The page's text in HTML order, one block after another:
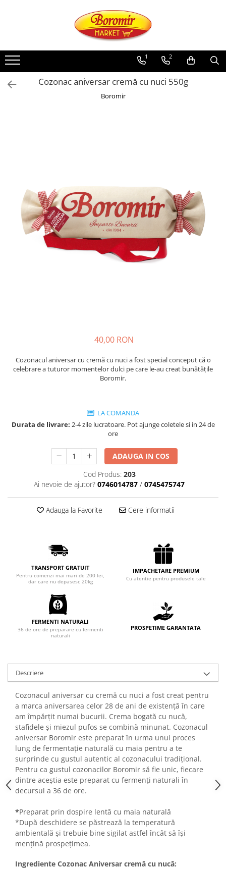
Noutati
Produse de post
Cozonac
Cozonac Magnum
Cozonac Vegan (de post)
Cozonac Collection
Cozo-Bun
Cozonac Cadou
Fursecuri
Prajituri
Prajituri nuci
Prajituri Red Collection
Prajituri cu fructe
Prajituri cafea
Prajituri de Craciun
Torturi ambalate
Chec mini
Biscuiti
Turta dulce
Turta dulce cu nuci
Turta dulce de Sibiu
Turta dulce cu miere
Croissant
Croissant Duofino
Croissant cu maia
Cornulete
Boromele
Pasca
Pasca Fresh
Cereale
Paine
1 2
Cozonac aniversar cremă cu nuci 550g
Boromir
40,00 RON
Cozonacul aniversar cu cremă cu nuci a fost special conceput că o
celebrare a tuturor momentelor dulci pe care le-au creat bunătățile
Boromir.
LA COMANDA
Durata de livrare: 2-4 zile lucratoare. Pot ajunge coletele si in 24 de
ore
ADAUGA IN COS
Cod Produs: 203
Ai nevoie de ajutor? 0746014787 / 0745475747
Adauga la Favorite Cere informatii
TRANSPORT GRATUIT
Pentru comenzi mai mari de 200 lei,
dar care nu depasesc 20kg
IMPACHETARE PREMIUM
Cu atentie pentru produsele tale
FERMENTI NATURALI
36 de ore de preparare cu fermenti
naturali
PROSPETIME GARANTATA
Descriere
Cozonacul aniversar cu cremă cu nuci a fost creat pentru
a marca aniversarea celor 28 de ani de existență în care
am împărțit numai bucurii. Crema bogată cu nucă,
stafidele și miezul pufos se combină minunat. Cozonacul
aniversar Boromir este preparat în urma unui proces
lung de fermentație naturală cu maia pentru a te
surprinde cu gustul autentic al cozonacului tradițional.
Pentru ca gustul cozonacilor Boromir să fie unic, fiecare
dintre aceștia este preparat cu fermenți naturali în
decursul a 36 de ore.
*Preparat prin dospire lentă cu maia naturală
*După deschidere se păstrează la temperatură
ambientală și trebuie bine sigilat astfel încât să își
mențină prospețimea.
Ingrediente Cozonac Aniversar cremă cu nucă: